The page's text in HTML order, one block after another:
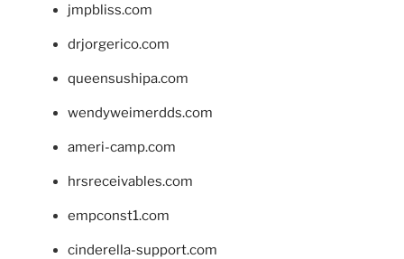
jmpbliss.com
drjorgerico.com
queensushipa.com
wendyweimerdds.com
ameri-camp.com
hrsreceivables.com
empconst1.com
cinderella-support.com